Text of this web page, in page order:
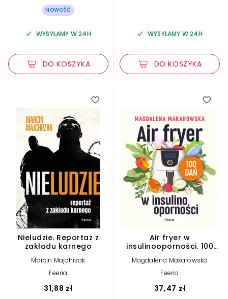
NOWOŚĆ
WYSYŁAMY W 24H
DO KOSZYKA
WYSYŁAMY W 24H
DO KOSZYKA
Nieludzie. Reportaż z
zakładu karnego
Marcin Majchrzak
Feeria
31,88 zł
5.00
Air fryer w
insulinooporności. 100
Magdalena Makarowska
Feeria
37,47 zł